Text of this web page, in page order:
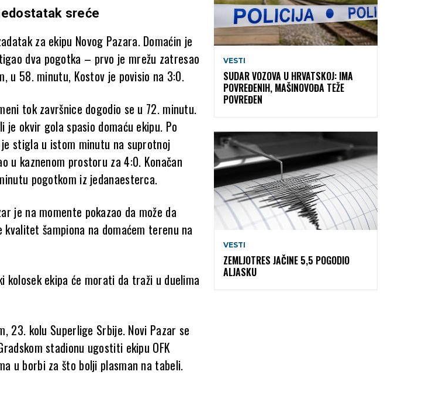
sreće
za ekipu Novog Pazara. Domaćin je
dva pogotka – prvo je mrežu zatresao
u 58. minutu, Kostov je povisio na 3:0.
tok završnice dogodio se u 72. minutu.
je okvir gola spasio domaću ekipu. Po
stigla u istom minutu na suprotnoj
u kaznenom prostoru za 4:0. Konačan
pogotkom iz jedanaesterca.
je na momente pokazao da može da
šampiona na domaćem terenu na
kolosek ekipa će morati da traži u duelima
23. kolu Superlige Srbije. Novi Pazar se
stadionu ugostiti ekipu OFK
u borbi za što bolji plasman na tabeli.
VESTI
SUDAR VOZOVA U HRVATSKOJ: IMA
POVREĐENIH, MAŠINOVOĐA TEŽE
POVREĐEN
VESTI
ZEMLJOTRES JAČINE 5,5 POGODIO
ALJASKU